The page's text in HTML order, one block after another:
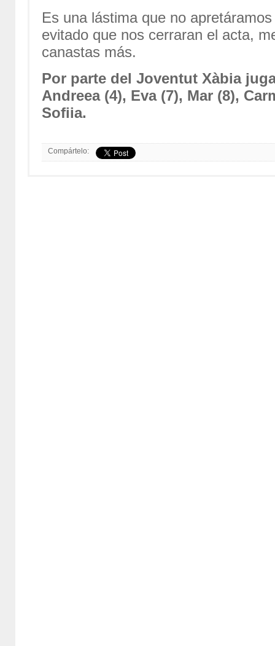
Es una lástima que no
evitado que nos cerraran el acta,
canastas más.
Por parte del Joventut Xàbia
Andreea (4), Eva (7), Mar (8),
Sofiia.
Compártelo: